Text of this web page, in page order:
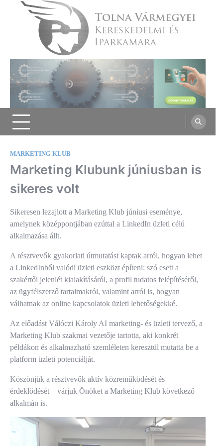
Tolna Vármegyei Kereskedelmi és
Iparkamara
MARKETING KLUB
Marketing Klubunk júniusban is
sikeres volt
Sikeresen lezajlott a Marketing Klub júniusi eseménye,
amelynek középpontjában ezúttal a LinkedIn üzleti célú
alkalmazása állt.
A résztvevők gyakorlati útmutatást kaptak arról, hogyan lehet
a LinkedInből valódi üzleti eszközt építeni: szó esett a
szakértői jelenlét kialakításáról, a profil tudatos felépítéséről,
az ügyfélszerző tartalmakról, valamint arról is, hogyan
válhatnak az online kapcsolatok üzleti lehetőségekké.
Az előadást Válóczi Károly AI marketing- és üzleti tervező, a
Marketing Klub szakmai vezetője tartotta, aki konkrét
példákon és alkalmazható szemléleten keresztül mutatta be a
platform üzleti potenciálját.
Köszönjük a résztvevők aktív közreműködését és
érdeklődését – várjuk Önöket a Marketing Klub következő
alkalmán is.
Bejegyzés